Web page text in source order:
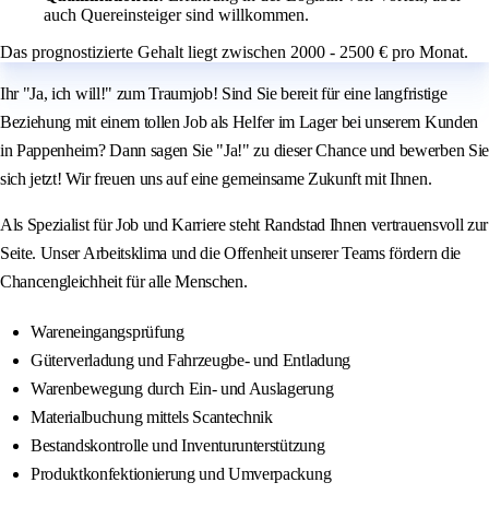
auch Quereinsteiger sind willkommen.
Das prognostizierte Gehalt liegt zwischen 2000 - 2500 € pro Monat.
Ihr "Ja, ich will!" zum Traumjob! Sind Sie bereit für eine langfristige
Beziehung mit einem tollen Job als Helfer im Lager bei unserem Kunden
in Pappenheim? Dann sagen Sie "Ja!" zu dieser Chance und bewerben Sie
sich jetzt! Wir freuen uns auf eine gemeinsame Zukunft mit Ihnen.
Als Spezialist für Job und Karriere steht Randstad Ihnen vertrauensvoll zur
Seite. Unser Arbeitsklima und die Offenheit unserer Teams fördern die
Chancengleichheit für alle Menschen.
Wareneingangsprüfung
Güterverladung und Fahrzeugbe- und Entladung
Warenbewegung durch Ein- und Auslagerung
Materialbuchung mittels Scantechnik
Bestandskontrolle und Inventurunterstützung
Produktkonfektionierung und Umverpackung